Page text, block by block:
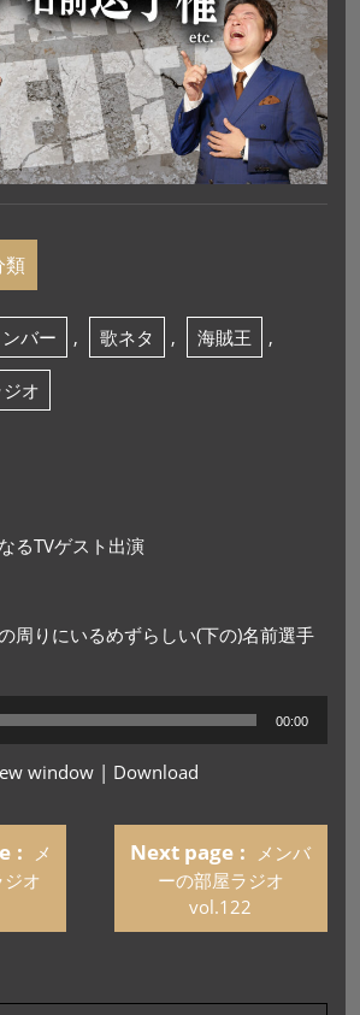
類
ンバー , 歌ネタ , 海賊王 ,
オ
るTVゲスト出演
周りにいるめずらしい(下の)名前選手
00:00
window | Download
メ
オ
Next page
メンバ
ーの部屋ラジオ
vol.122